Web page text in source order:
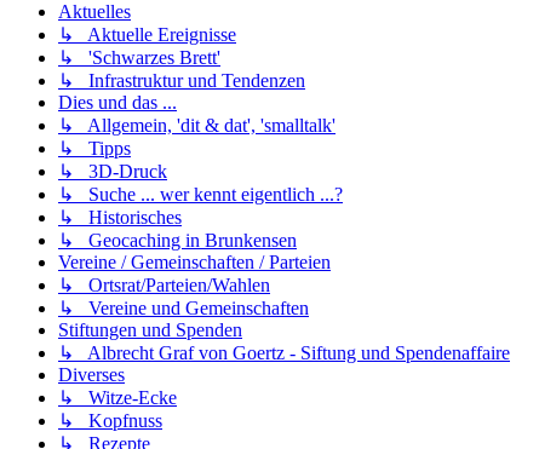
Aktuelles
↳ Aktuelle Ereignisse
↳ 'Schwarzes Brett'
↳ Infrastruktur und Tendenzen
Dies und das ...
↳ Allgemein, 'dit & dat', 'smalltalk'
↳ Tipps
↳ 3D-Druck
↳ Suche ... wer kennt eigentlich ...?
↳ Historisches
↳ Geocaching in Brunkensen
Vereine / Gemeinschaften / Parteien
↳ Ortsrat/Parteien/Wahlen
↳ Vereine und Gemeinschaften
Stiftungen und Spenden
↳ Albrecht Graf von Goertz - Siftung und Spendenaffaire
Diverses
↳ Witze-Ecke
↳ Kopfnuss
↳ Rezepte